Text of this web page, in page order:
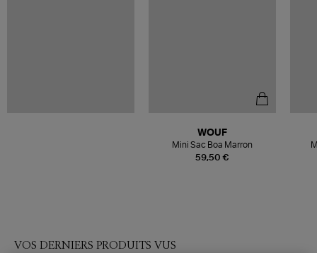
59,50 €
WOUF
Mini Sac Boa Marron
VOS DERNIERS PRODUITS VUS